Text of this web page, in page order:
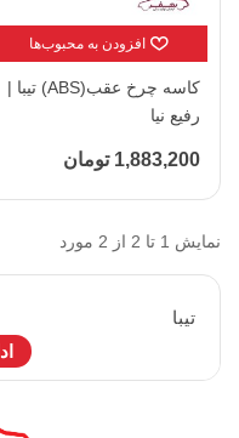
افزودن به محبوب‌ها
کاسه چرخ عقب(ABS) تیبا |
رفیع نیا
1,883,200 تومان
نمایش 1 تا 2 از 2 مورد
تيبا